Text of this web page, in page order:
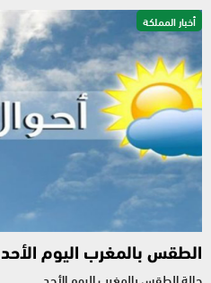
أخبار المملكة
الطقس بالمغرب اليوم الأحد